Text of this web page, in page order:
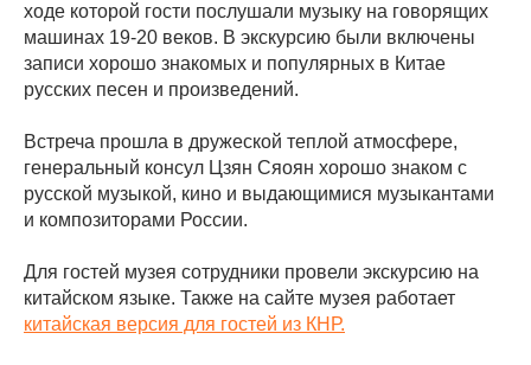
ходе которой гости послушали музыку на говорящих
машинах 19-20 веков. В экскурсию были включены
записи хорошо знакомых и популярных в Китае
русских песен и произведений.
Встреча прошла в дружеской теплой атмосфере,
генеральный консул Цзян Сяоян хорошо знаком с
русской музыкой, кино и выдающимися музыкантами
и композиторами России.
Для гостей музея сотрудники провели экскурсию на
китайском языке. Также на сайте музея работает
китайская версия для гостей из КНР.